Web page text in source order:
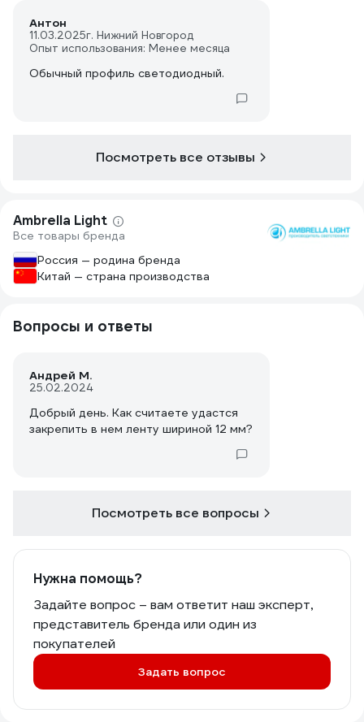
Антон
11.03.2025г. Нижний Новгород
Опыт использования: Менее месяца
Обычный профиль светодиодный.
Посмотреть все отзывы
Ambrella Light
Все товары бренда
Россия — родина бренда
Китай — страна производства
Вопросы и ответы
Андрей М.
25.02.2024
Добрый день. Как считаете удастся
закрепить в нем ленту шириной 12 мм?
Посмотреть все вопросы
Нужна помощь?
Задайте вопрос – вам ответит наш эксперт,
представитель бренда или один из
покупателей
Задать вопрос